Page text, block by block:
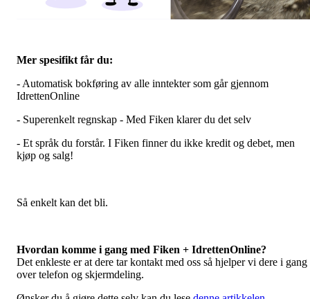
Mer spesifikt får du:
- Automatisk bokføring av alle inntekter som går gjennom
IdrettenOnline
- Superenkelt regnskap - Med Fiken klarer du det selv
- Et språk du forstår. I Fiken finner du ikke kredit og debet, men
kjøp og salg!
Så enkelt kan det bli.
Hvordan komme i gang med Fiken + IdrettenOnline?
Det enkleste er at dere tar kontakt med oss så hjelper vi dere i gang
over telefon og skjermdeling.